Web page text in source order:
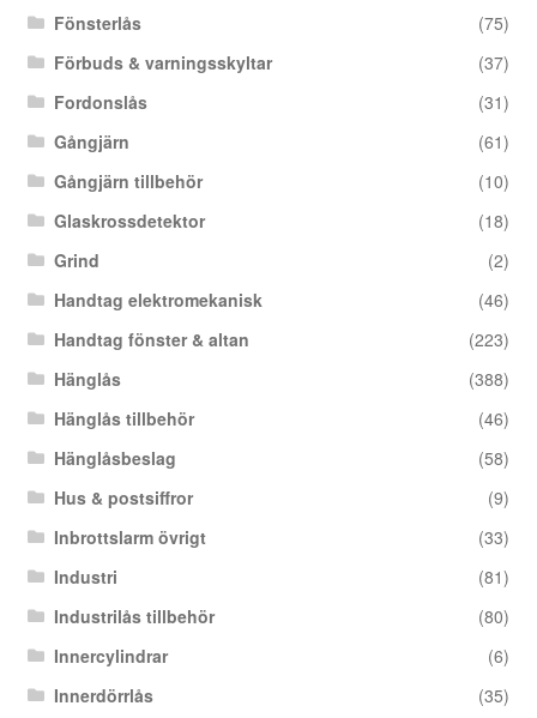
Fönsterlås
(75)
Förbuds & varningsskyltar
(37)
Fordonslås
(31)
Gångjärn
(61)
Gångjärn tillbehör
(10)
Glaskrossdetektor
(18)
Grind
(2)
Handtag elektromekanisk
(46)
Handtag fönster & altan
(223)
Hänglås
(388)
Hänglås tillbehör
(46)
Hänglåsbeslag
(58)
Hus & postsiffror
(9)
Inbrottslarm övrigt
(33)
Industri
(81)
Industrilås tillbehör
(80)
Innercylindrar
(6)
Innerdörrlås
(35)